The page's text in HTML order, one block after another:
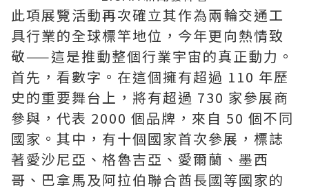
此項展覽活動再次確立其作為兩輪交通工
具行業的全球標竿地位，今年更向熱情致
敬——這是推動整個行業宇宙的真正動力。
首先，看數字。在這個擁有超過 110 年歷
史的重要舞台上，將有超過 730 家參展商
參與，代表 2000 個品牌，來自 50 個不同
國家。其中，有十個國家首次參展，標誌
著愛沙尼亞、格魯吉亞、愛爾蘭、墨西
哥、巴拿馬及阿拉伯聯合酋長國等國家的